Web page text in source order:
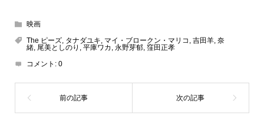
a
d
s
n
e
o
k
映画
The ピーズ, タナダユキ マイ・ブロークン・マリコ 吉田羊, 奈
緒, 尾美としのり 平庫ワカ 永野芽郁, 窪田正孝
コメント: 0